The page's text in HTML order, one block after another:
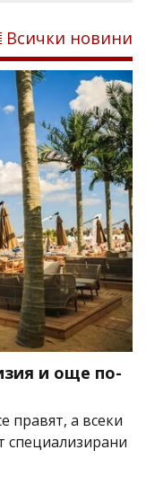
Всички новини
и още по-
правят, а всеки
специализирани